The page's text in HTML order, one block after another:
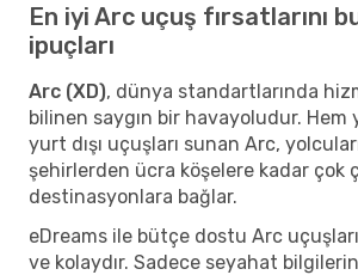
En iyi Arc uçuş fırsatlarını
ipuçları
Arc (XD), dünya standartlarında
bilinen saygın bir havayoludur.
yurt dışı uçuşları sunan Arc,
şehirlerden ücra köşelere kadar çok
destinasyonlara bağlar.
eDreams ile bütçe dostu Arc
ve kolaydır. Sadece seyahat